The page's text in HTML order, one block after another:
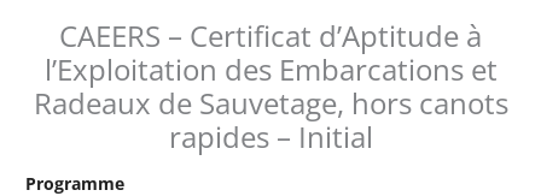
CAEERS – Certificat d’Aptitude à
l’Exploitation des Embarcations et
Radeaux de Sauvetage, hors canots
rapides – Initial
Programme